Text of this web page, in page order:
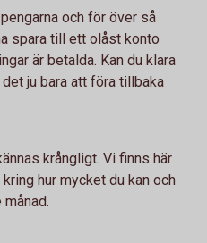
och för över så
spara till ett olåst konto
är betalda. Kan du klara
ju bara att föra tillbaka
krångligt. Vi finns här
hur mycket du kan och